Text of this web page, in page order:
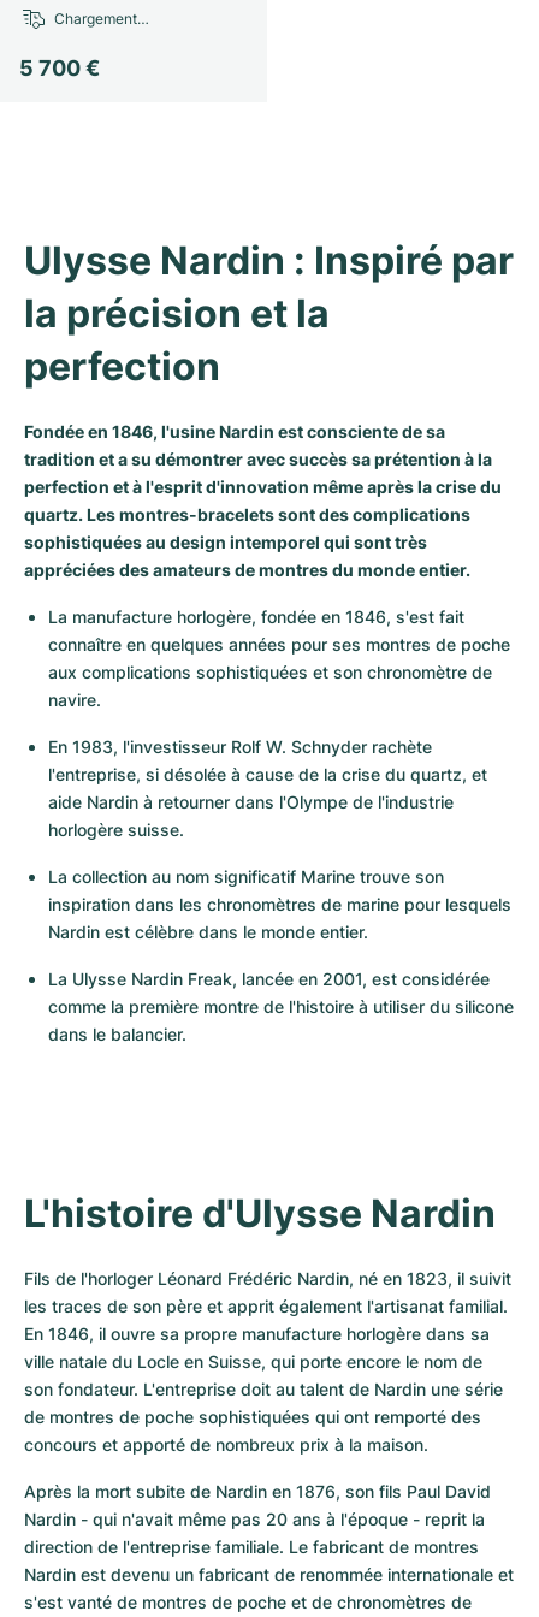
Milgauss
Sea-Dweller
Sky-Dweller
Submariner
Montres pour femmes
Ronde
Tortue
Baignoire
Ballon Blanc
Roadster
Montres d'occasion
Montres pour femmes
Professional
Chronospace
Super Avenger
Galactic
Montbrillant
Montres d'occasion
Montres pour femmes
Formula 1
Portofino
Spitfire
GST
Vintage
Montres d'occasion
Spirit of Big Bang
5 700 €
Chargement…
Ulysse Nardin : Inspiré par
la précision et la
perfection
Fondée en 1846, l'usine Nardin est consciente de sa
tradition et a su démontrer avec succès sa prétention à la
perfection et à l'esprit d'innovation même après la crise du
quartz. Les montres-bracelets sont des complications
sophistiquées au design intemporel qui sont très
appréciées des amateurs de montres du monde entier.
La manufacture horlogère, fondée en 1846, s'est fait
connaître en quelques années pour ses montres de poche
aux complications sophistiquées et son chronomètre de
navire.
En 1983, l'investisseur Rolf W. Schnyder rachète
l'entreprise, si désolée à cause de la crise du quartz, et
aide Nardin à retourner dans l'Olympe de l'industrie
horlogère suisse.
La collection au nom significatif Marine trouve son
inspiration dans les chronomètres de marine pour lesquels
Nardin est célèbre dans le monde entier.
La Ulysse Nardin Freak, lancée en 2001, est considérée
comme la première montre de l'histoire à utiliser du silicone
dans le balancier.
L'histoire d'Ulysse Nardin
Fils de l'horloger Léonard Frédéric Nardin, né en 1823, il suivit
les traces de son père et apprit également l'artisanat familial.
En 1846, il ouvre sa propre manufacture horlogère dans sa
ville natale du Locle en Suisse, qui porte encore le nom de
son fondateur. L'entreprise doit au talent de Nardin une série
de montres de poche sophistiquées qui ont remporté des
concours et apporté de nombreux prix à la maison.
Après la mort subite de Nardin en 1876, son fils Paul David
Nardin - qui n'avait même pas 20 ans à l'époque - reprit la
direction de l'entreprise familiale. Le fabricant de montres
Nardin est devenu un fabricant de renommée internationale et
s'est vanté de montres de poche et de chronomètres de